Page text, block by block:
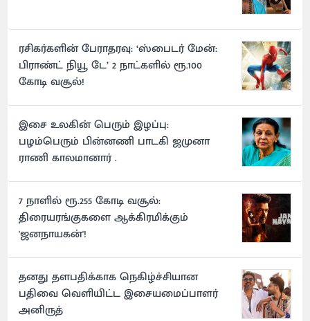
ரசிகர்களின் பேராதரவு: ‘ஸ்பைடர் மேன்:
பிராண்ட் நியூ டே’ 2 நாட்களில் ரூ.100
கோடி வசூல்!
இசை உலகின் பெரும் இழப்பு:
பழம்பெரும் பின்னணி பாடகி ஜமுனா
ராணி காலமானார் .
7 நாளில் ரூ.255 கோடி வசூல்:
திரையரங்குகளை ஆக்கிரமிக்கும்
'ஜனநாயகன்'!
தனது தளபதிக்காக நெகிழ்ச்சியான
பதிவை வெளியிட்ட இசையமைப்பாளர்
அனிருத்